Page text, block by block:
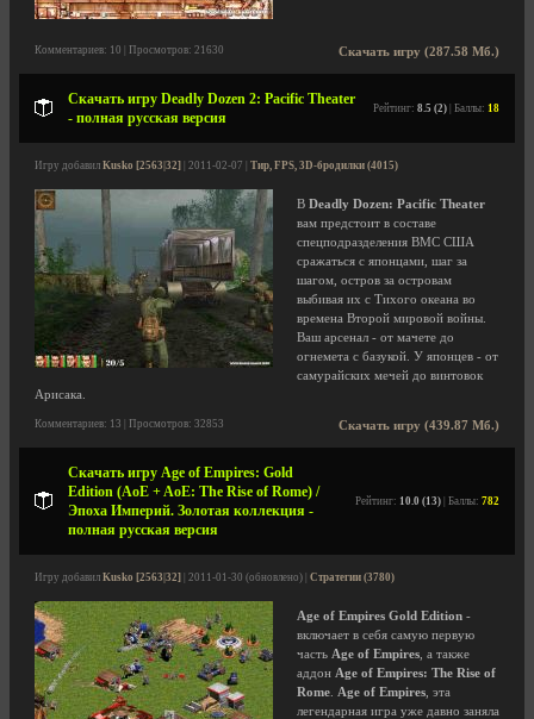
Скачать игру (287.58 Мб.)
Комментариев: 10 | Просмотров: 21630
Скачать игру Deadly Dozen 2: Pacific Theater
- полная русская версия
Рейтинг: 8.5 (2) | Баллы: 18
Игру добавил Kusko [2563|32] | 2011-02-07 | Тир, FPS, 3D-бродилки (4015)
В Deadly Dozen: Pacific Theater
вам предстоит в составе
спецподразделения ВМС США
сражаться с японцами, шаг за
шагом, остров за островам
выбивая их с Тихого океана во
времена Второй мировой войны.
Ваш арсенал - от мачете до
огнемета с базукой. У японцев - от
самурайских мечей до винтовок
Арисака.
Скачать игру (439.87 Мб.)
Комментариев: 13 | Просмотров: 32853
Скачать игру Age of Empires: Gold
Edition (AoE + AoE: The Rise of Rome) /
Эпоха Империй. Золотая коллекция -
полная русская версия
Рейтинг: 10.0 (13) | Баллы: 782
Игру добавил Kusko [2563|32] | 2011-01-30 (обновлено) | Стратегии (3780)
Age of Empires Gold Edition -
включает в себя самую первую
часть Age of Empires , а также
аддон Age of Empires: The Rise of
Rome
Age of Empires , эта
легендарная игра уже давно заняла